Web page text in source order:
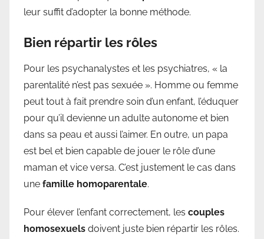
leur suffit d’adopter la bonne méthode.
Bien répartir les rôles
Pour les psychanalystes et les psychiatres, « la
parentalité n’est pas sexuée ». Homme ou femme
peut tout à fait prendre soin d’un enfant, l’éduquer
pour qu’il devienne un adulte autonome et bien
dans sa peau et aussi l’aimer. En outre, un papa
est bel et bien capable de jouer le rôle d’une
maman et vice versa. C’est justement le cas dans
une famille homoparentale.
Pour élever l’enfant correctement, les couples
homosexuels doivent juste bien répartir les rôles.